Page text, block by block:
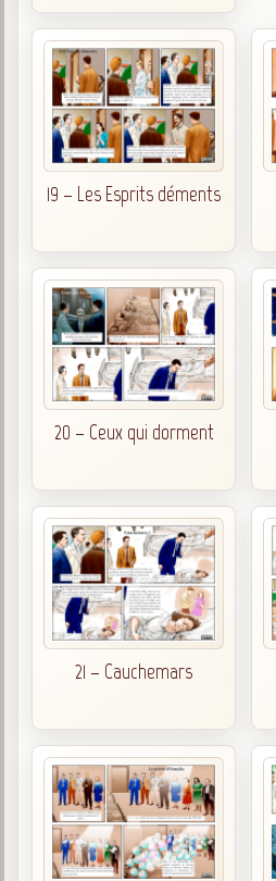
19 – Les Esprits déments
20 – Ceux qui dorment
21 – Cauchemars